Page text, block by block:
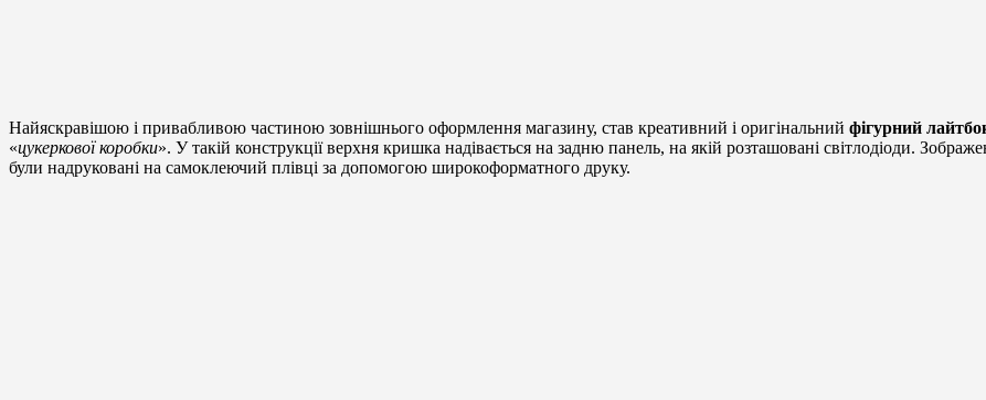
Найяскравішою і привабливою частиною зовнішнього оформлення магазину, став креативний і оригінальний фігурний
«цукеркової коробки». У такій конструкції верхня кришка надівається на задню панель, на якій розташовані світлодіоди.
були надруковані на самоклеючий плівці за допомогою широкоформатного друку.